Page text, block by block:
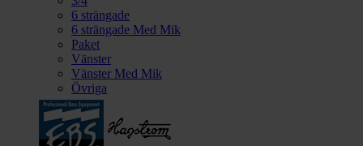
6 strängade
6 strängade Med Mik
Paket
Vänster
Vänster Med Mik
Övriga